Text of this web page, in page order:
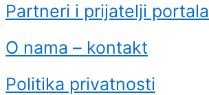
Partneri i prijatelji portala
O nama – kontakt
Politika privatnosti